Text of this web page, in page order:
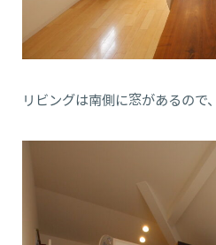
リビングは南側に窓があるので